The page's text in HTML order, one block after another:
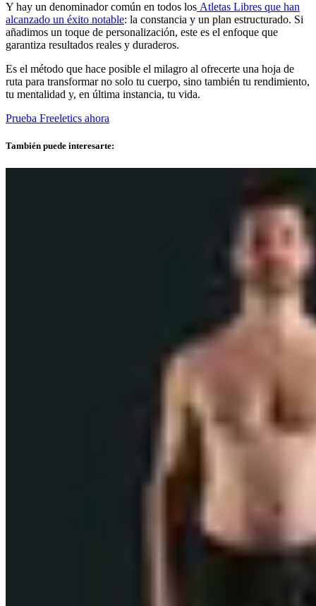
Y hay un denominador común en todos los Atletas Libres que han
alcanzado un éxito notable: la constancia y un plan estructurado. Si
añadimos un toque de personalización, este es el enfoque que
garantiza resultados reales y duraderos.
Es el método que hace posible el milagro al ofrecerte una hoja de
ruta para transformar no solo tu cuerpo, sino también tu rendimiento,
tu mentalidad y, en última instancia, tu vida.
Prueba Freeletics ahora
También puede interesarte: